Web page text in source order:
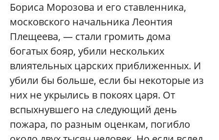
Бориса Морозова и его ставленника,
московского начальника Леонтия
Плещеева, — стали громить дома
богатых бояр, убили нескольких
влиятельных царских приближенных. И
убили бы больше, если бы некоторые из
них не укрылись в покоях царя. От
вспыхнувшего на следующий день
пожара, по разным оценкам, погибло